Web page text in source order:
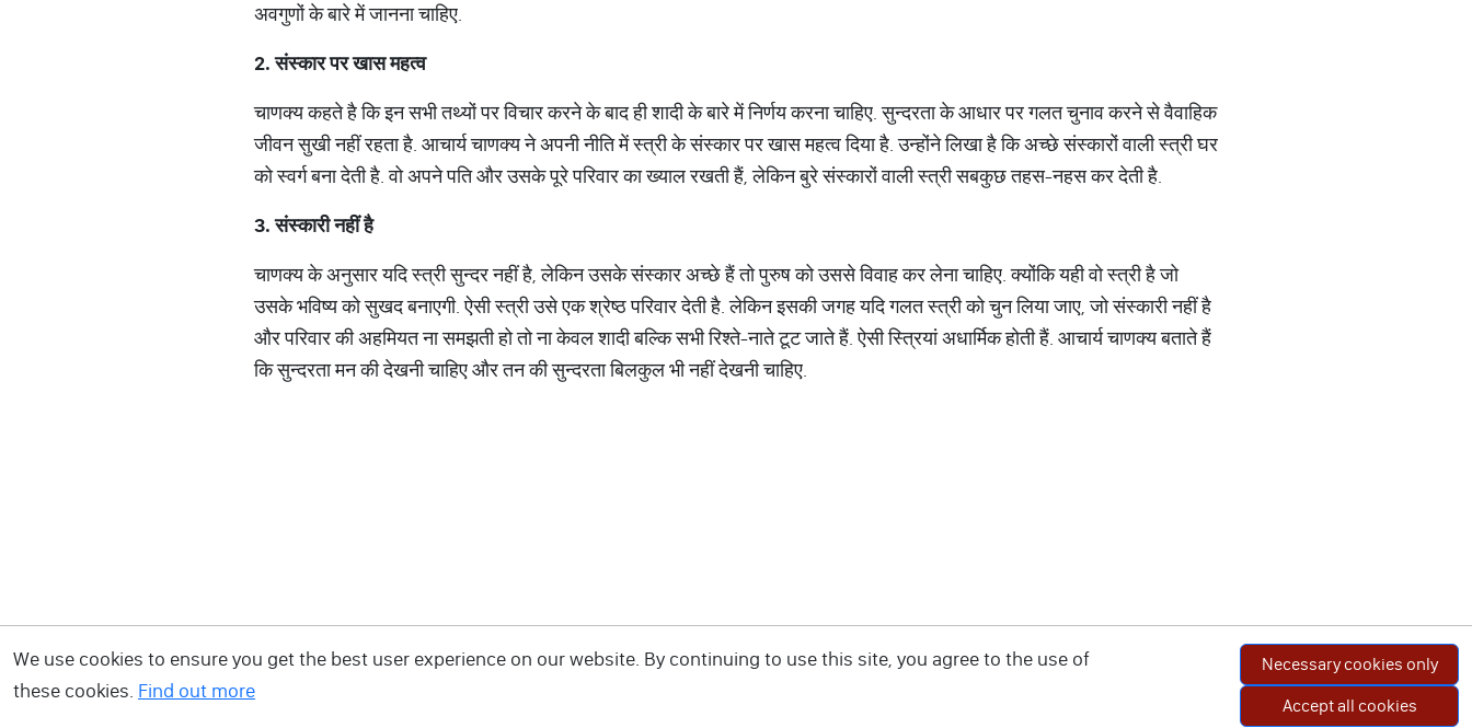
अवगुणों के बारे में जानना चाहिए.
2.संस्कार पर खास महत्व
चाणक्य कहते है कि इन सभी तथ्यों पर विचार करने के बाद ही शादी के बारे में निर्णय करना चाहिए. सुन्दरता के आधार पर गलत चुनाव करने से वैवाहिक
जीवन सुखी नहीं रहता है. आचार्य चाणक्य ने अपनी नीति में स्त्री के संस्कार पर खास महत्व दिया है. उन्होंने लिखा है कि अच्छे संस्कारों वाली स्त्री घर
को स्वर्ग बना देती है. वो अपने पति और उसके पूरे परिवार का ख्याल रखती हैं, लेकिन बुरे संस्कारों वाली स्त्री सबकुछ तहस-नहस कर देती है.
3.संस्कारी नहीं है
चाणक्य के अनुसार यदि स्त्री सुन्दर नहीं है, लेकिन उसके संस्कार अच्छे हैं तो पुरुष को उससे विवाह कर लेना चाहिए. क्योंकि यही वो स्त्री है जो
उसके भविष्य को सुखद बनाएगी. ऐसी स्त्री उसे एक श्रेष्ठ परिवार देती है. लेकिन इसकी जगह यदि गलत स्त्री को चुन लिया जाए, जो संस्कारी नहीं है
और परिवार की अहमियत ना समझती हो तो ना केवल शादी बल्कि सभी रिश्ते-नाते टूट जाते हैं. ऐसी स्त्रियां अधार्मिक होती हैं. आचार्य चाणक्य बताते हैं
कि सुन्दरता मन की देखनी चाहिए और तन की सुन्दरता बिलकुल भी नहीं देखनी चाहिए.
We use cookies to ensure you get the best user experience on our website. By continuing to use this site, you agree to the use of
these cookies. Find out more
Necessary cookies only
Accept all cookies